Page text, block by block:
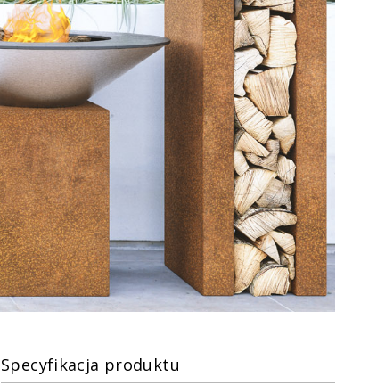
Specyfikacja produktu